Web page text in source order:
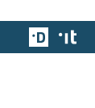
Team